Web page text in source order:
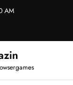
AM